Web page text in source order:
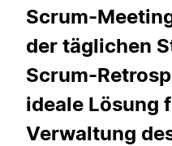
Scrum-
der täglichen
Scrum-
ideale Lösung
Verwaltung